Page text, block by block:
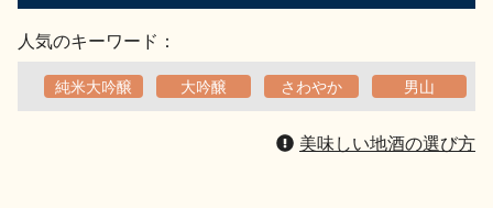
人気のキーワード：
純米大吟醸 大吟醸 さわやか 男山
美味しい地酒の選び方